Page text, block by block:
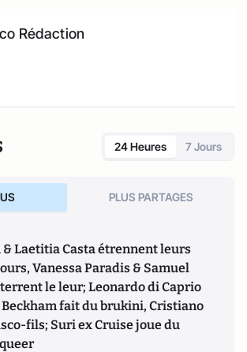
Rédaction
24 Heures 7 Jours
PLUS PARTAGES
& Laetitia Casta étrennent leurs
Vanessa Paradis & Samuel
le leur; Leonardo di Caprio
fait du brukini, Cristiano
fils; Suri ex Cruise joue du